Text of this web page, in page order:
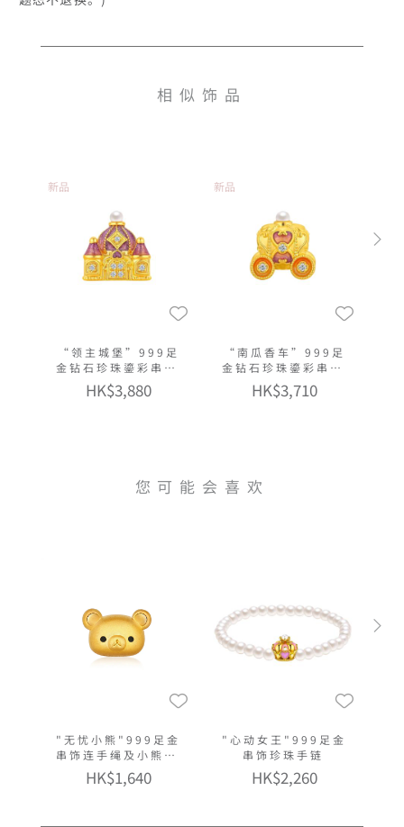
相似饰品
新品
“领主城堡”999足
金钻石珍珠鎏彩串饰
连手绳
HK$3,880
新品
“南瓜香车”999足
金钻石珍珠鎏彩串饰
连手绳
HK$3,710
您可能会喜欢
"无忧小熊"999足金
串饰连手绳及小熊造
型礼盒套装
HK$1,640
"心动女王"999足金
串饰珍珠手链
HK$2,260